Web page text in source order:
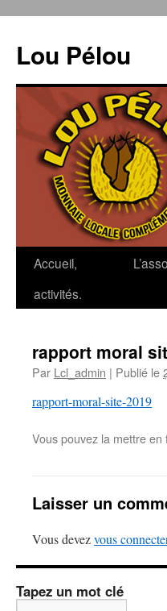
contenu
Lou Pélou
Accueil,
activités.
rapport moral
Par Lcl_admin | Publié le
rapport-moral-site-2019
Vous pouvez la mettre en
Laisser un
Vous devezvous
Tapez un mot clé